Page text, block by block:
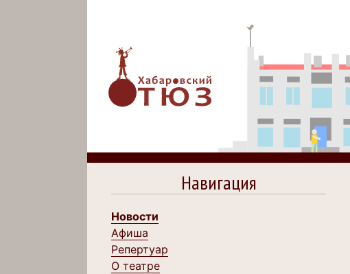
Навигация
Новости
Афиша
Репертуар
О театре